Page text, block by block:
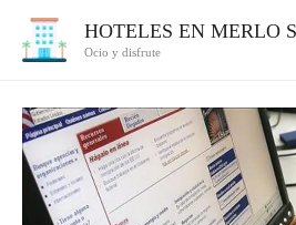
HOTELES EN MERLO
Ocio y disfrute